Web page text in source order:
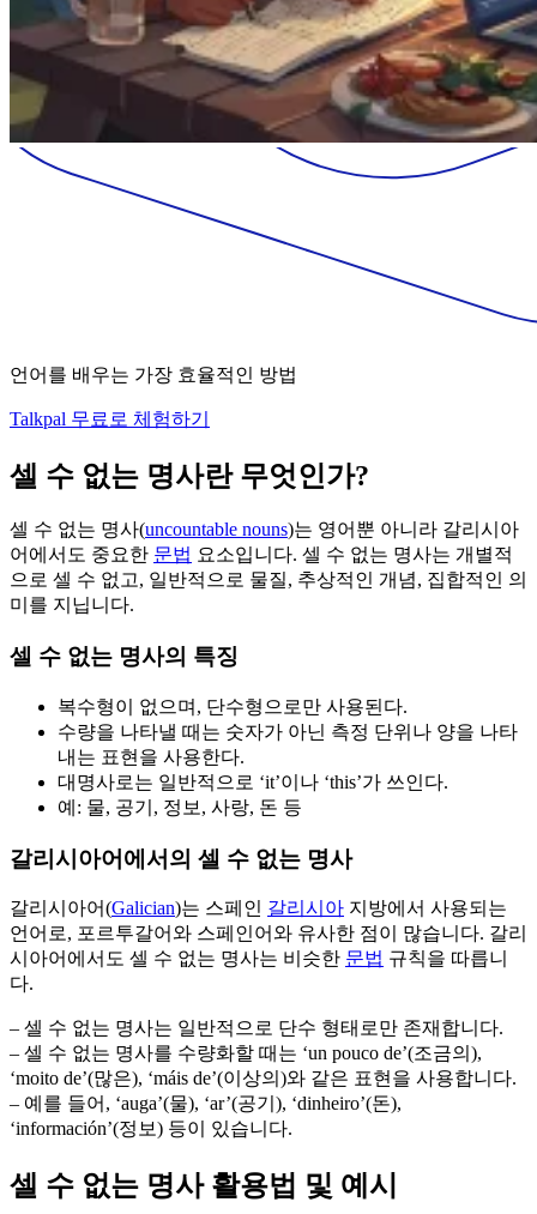
언어를 배우는 가장 효율적인 방법
Talkpal 무료로 체험하기
셀 수 없는 명사란 무엇인가?
셀 수 없는 명사(uncountable nouns)는 영어뿐 아니라 갈리시아
어에서도 중요한 문법 요소입니다. 셀 수 없는 명사는 개별적
으로 셀 수 없고, 일반적으로 물질, 추상적인 개념, 집합적인 의
미를 지닙니다.
셀 수 없는 명사의 특징
복수형이 없으며, 단수형으로만 사용된다.
수량을 나타낼 때는 숫자가 아닌 측정 단위나 양을 나타
내는 표현을 사용한다.
대명사로는 일반적으로 ‘it’이나 ‘this’가 쓰인다.
예: 물, 공기, 정보, 사랑, 돈 등
갈리시아어에서의 셀 수 없는 명사
갈리시아어(Galician)는 스페인 갈리시아 지방에서 사용되는
언어로, 포르투갈어와 스페인어와 유사한 점이 많습니다. 갈리
시아어에서도 셀 수 없는 명사는 비슷한 문법 규칙을 따릅니
다.
– 셀 수 없는 명사는 일반적으로 단수 형태로만 존재합니다.
– 셀 수 없는 명사를 수량화할 때는 ‘un pouco de’(조금의),
‘moito de’(많은), ‘máis de’(이상의)와 같은 표현을 사용합니다.
– 예를 들어, ‘auga’(물), ‘ar’(공기), ‘dinheiro’(돈),
‘información’(정보) 등이 있습니다.
셀 수 없는 명사 활용법 및 예시